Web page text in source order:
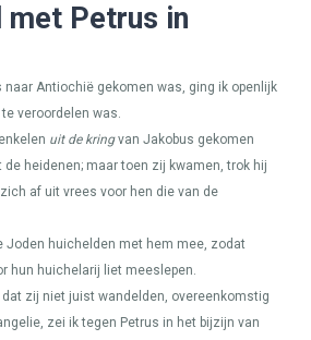
met Petrus in
naar Antiochië gekomen was, ging ik openlijk
veroordelen was.
uit de kringvan Jakobus gekomen
heidenen; maar toen zij kwamen, trok hij
af uit vrees voor hen die van de
Joden huichelden met hem mee, zodat
hun huichelarij liet meeslepen.
dat zij niet juist wandelden, overeenkomstig
zei ik tegen Petrus in het bijzijn van